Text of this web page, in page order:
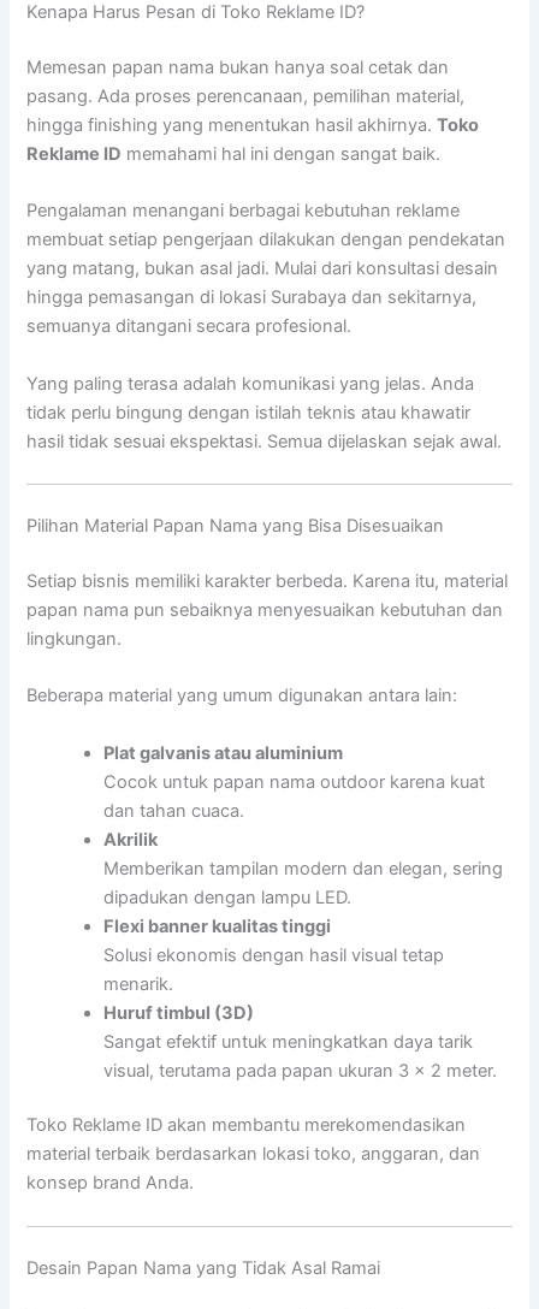
Kenapa Harus Pesan di Toko Reklame ID?
Memesan papan nama bukan hanya soal cetak dan
pasang. Ada proses perencanaan, pemilihan material,
hingga finishing yang menentukan hasil akhirnya.Toko
Reklame ID memahami hal ini dengan sangat baik.
Pengalaman menangani berbagai kebutuhan reklame
membuat setiap pengerjaan dilakukan dengan pendekatan
yang matang, bukan asal jadi. Mulai dari konsultasi desain
hingga pemasangan di lokasi Surabaya dan sekitarnya,
semuanya ditangani secara profesional.
Yang paling terasa adalah komunikasi yang jelas. Anda
tidak perlu bingung dengan istilah teknis atau khawatir
hasil tidak sesuai ekspektasi. Semua dijelaskan sejak awal.
Pilihan Material Papan Nama yang Bisa Disesuaikan
Setiap bisnis memiliki karakter berbeda. Karena itu, material
papan nama pun sebaiknya menyesuaikan kebutuhan dan
lingkungan.
Beberapa material yang umum digunakan antara lain:
Plat galvanis atau aluminium
Cocok untuk papan nama outdoor karena kuat
dan tahan cuaca.
Akrilik
Memberikan tampilan modern dan elegan, sering
dipadukan dengan lampu LED.
Flexi banner kualitas tinggi
Solusi ekonomis dengan hasil visual tetap
menarik.
Huruf timbul (3D)
Sangat efektif untuk meningkatkan daya tarik
visual, terutama pada papan ukuran 3 x 2 meter.
Toko Reklame ID akan membantu merekomendasikan
material terbaik berdasarkan lokasi toko, anggaran, dan
konsep brand Anda.
Desain Papan Nama yang Tidak Asal Ramai